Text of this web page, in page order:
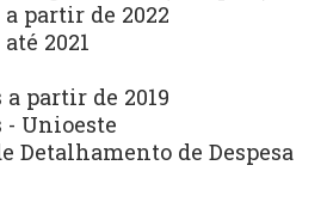
a partir de 2022
2021
a partir de 2019
- Unioeste
Detalhamento de Despesa
Integridade e Compliance